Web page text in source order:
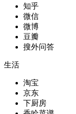
知乎
微信
微博
豆瓣
搜外问答
生活
淘宝
京东
下厨房